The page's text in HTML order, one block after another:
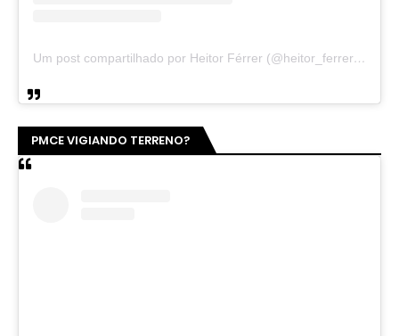
Um post compartilhado por Heitor Férrer (@heitor_ferrer77)
PMCE VIGIANDO TERRENO?